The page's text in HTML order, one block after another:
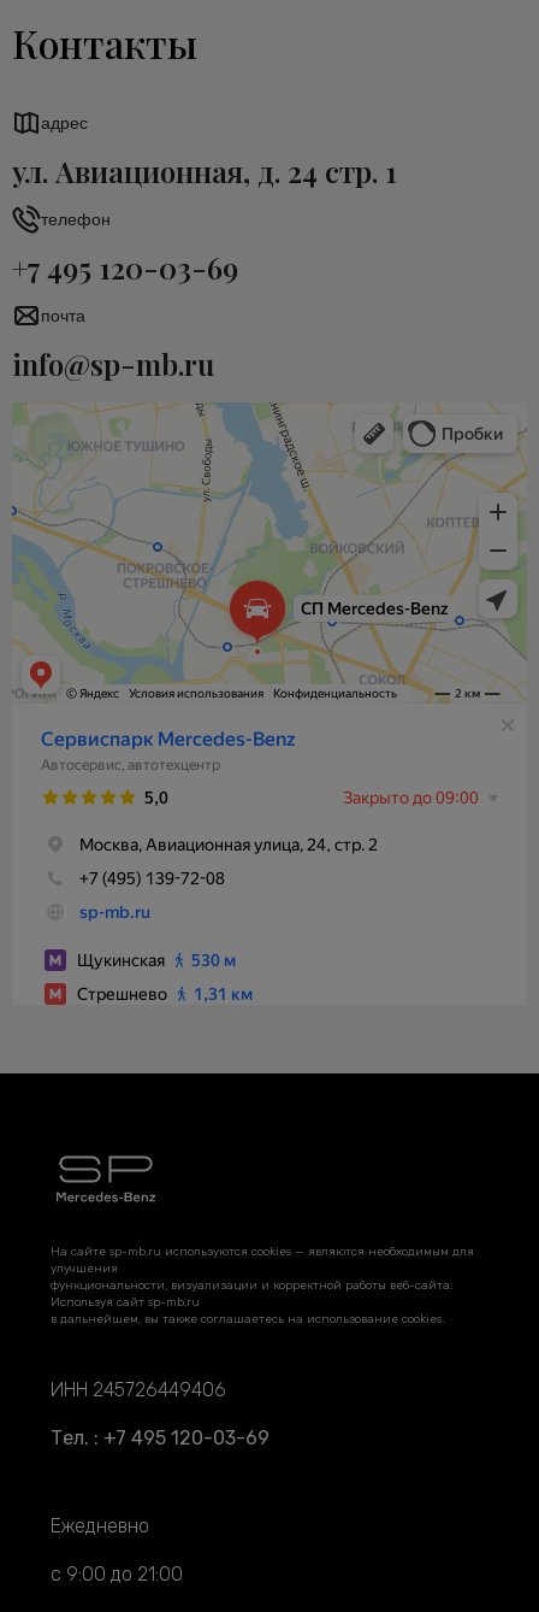
Контакты
адрес
ул. Авиационная, д. 24 стр. 1
телефон
+7 495 120-03-69
почта
info@sp-mb.ru
На сайте sp-mb.ru используются cookies — являются необходимым для
улучшения
функциональности, визуализации и корректной работы веб-сайта.
Используя сайт sp-mb.ru
в дальнейшем, вы также соглашаетесь на использование cookies.
ИНН 245726449406
Тел. : +7 495 120-03-69
Ежедневно
с 9:00 до 21:00